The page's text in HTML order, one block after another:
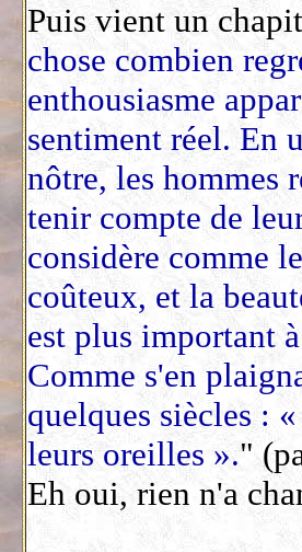
Puis vient un
chose combien
enthousiasme
sentiment réel. En
nôtre, les hommes
tenir compte de
considère comme
coûteux, et la
est plus important
Comme s'en
quelques siècles :
leurs oreilles »."
Eh oui, rien n'a